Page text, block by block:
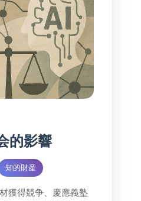
的影響
知的財産
獲得競争、慶應義塾